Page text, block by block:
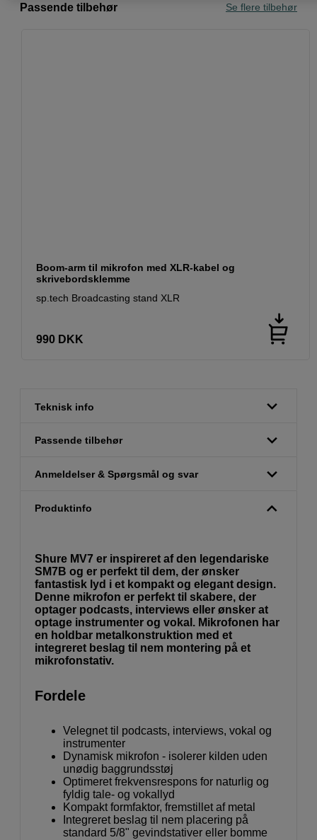
Passende tilbehør Se flere tilbehør
Boom-arm til mikrofon med XLR-kabel og
skrivebordsklemme
sp.tech Broadcasting stand XLR
990 DKK
Teknisk info
Passende tilbehør
Anmeldelser & Spørgsmål og svar
Produktinfo
Shure MV7 er inspireret af den legendariske
SM7B og er perfekt til dem, der ønsker
fantastisk lyd i et kompakt og elegant design.
Denne mikrofon er perfekt til skabere, der
optager podcasts, interviews eller ønsker at
optage instrumenter og vokal. Mikrofonen har
en holdbar metalkonstruktion med et
integreret beslag til nem montering på et
mikrofonstativ.
Fordele
Velegnet til podcasts, interviews, vokal og
instrumenter
Dynamisk mikrofon - isolerer kilden uden
unødig baggrundsstøj
Optimeret frekvensrespons for naturlig og
fyldig tale- og vokallyd
Kompakt formfaktor, fremstillet af metal
Integreret beslag til nem placering på
standard 5/8" gevindstativer eller bomme